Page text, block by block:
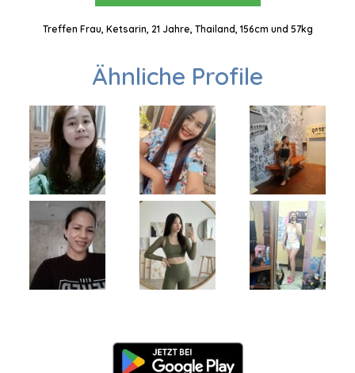
Treffen Frau, Ketsarin, 21 Jahre, Thailand, 156cm und 57kg
Ähnliche Profile